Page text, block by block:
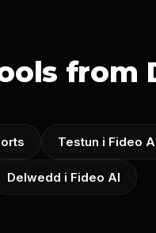
from
Testun i Fideo
Delwedd i Fideo AI